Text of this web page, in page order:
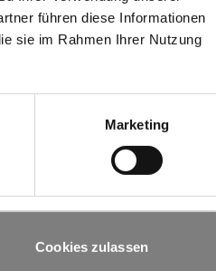
führen diese Informationen
sie im Rahmen Ihrer Nutzung
Marketing
Cookies zulassen